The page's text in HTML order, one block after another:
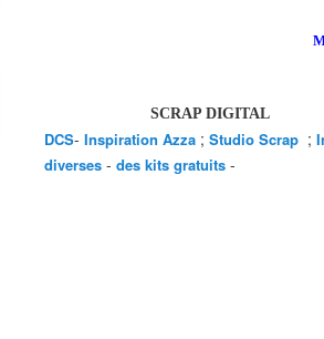
SCRAP DIGITAL
DCS- Inspiration Azza ; Studio Scrap ;
diverses - des kits gratuits -